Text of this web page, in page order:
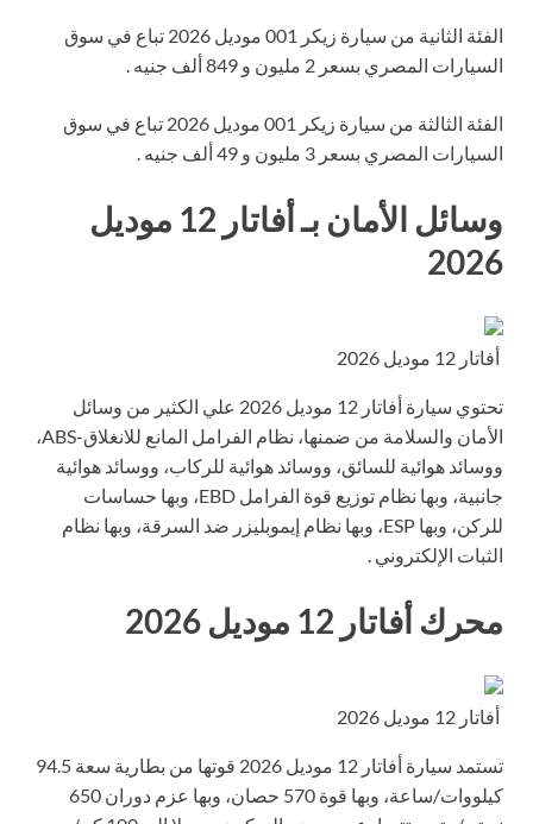
الفئة الثانية من سيارة زيكر 001 موديل 2026 تباع في سوق
السيارات المصري بسعر 2 مليون و 849 ألف جنيه .
الفئة الثالثة من سيارة زيكر 001 موديل 2026 تباع في سوق
السيارات المصري بسعر 3 مليون و 49 ألف جنيه .
وسائل الأمان بـ أفاتار 12 موديل
2026
أفاتار 12 موديل 2026
تحتوي سيارة أفاتار 12 موديل 2026 علي الكثير من وسائل
الأمان والسلامة من ضمنها، نظام الفرامل المانع للانغلاق-ABS،
ووسائد هوائية للسائق، ووسائد هوائية للركاب، ووسائد هوائية
جانبية، وبها نظام توزيع قوة الفرامل EBD، وبها حساسات
للركن، وبها ESP، وبها نظام إيموبليزر ضد السرقة، وبها نظام
الثبات الإلكتروني .
محرك أفاتار 12 موديل 2026
أفاتار 12 موديل 2026
تستمد سيارة أفاتار 12 موديل 2026 قوتها من بطارية سعة 94.5
كيلووات/ساعة، وبها قوة 570 حصان، وبها عزم دوران 650